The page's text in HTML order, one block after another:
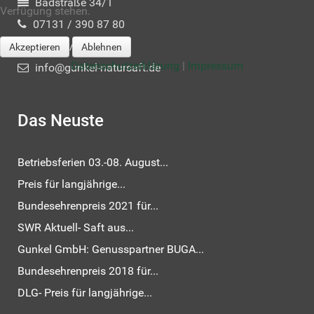
07131 / 390 87 80
07131 / 390 87 89
info@gunkel-natursaft.de
Das Neuste
Betriebsferien 03.-08. August...
Preis für langjährige...
Bundesehrenpreis 2021 für...
SWR Aktuell- Saft aus...
Gunkel GmbH: Genusspartner BUGA...
Bundesehrenpreis 2018 für...
DLG- Preis für langjährige...
Verfügung stehen.
Akzeptieren Ablehnen
Datenschutzerklärung | Impressum